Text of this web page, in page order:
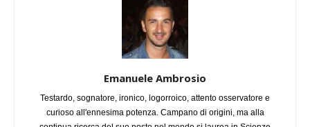
Emanuele Ambrosio
Testardo, sognatore, ironico, logorroico, attento osservatore e
curioso all'ennesima potenza. Campano di origini, ma alla